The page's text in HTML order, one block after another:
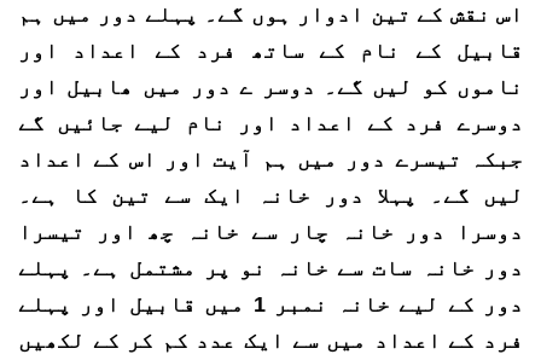
اس نقش کے تین ادوار ہوں گے۔ پہلے دور میں ہم
قابیل کے نام کے ساتھ فرد کے اعداد اور
ناموں کو لیں گے۔ دوسر ے دور میں ھابیل اور
دوسرے فرد کے اعداد اور نام لیے جائیں گے
جبکہ تیسرے دور میں ہم آیت اور اس کے اعداد
لیں گے۔ پہلا دور خانہ ایک سے تین کا ہے۔
دوسرا دور خانہ چار سے خانہ چھ اور تیسرا
دور خانہ سات سے خانہ نو پر مشتمل ہے۔ پہلے
دور کے لیے خانہ نمبر 1 میں قابیل اور پہلے
فرد کے اعداد میں سے ایک عدد کم کر کے لکھیں